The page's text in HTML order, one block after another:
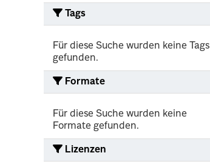
Tags
Für diese Suche wurden keine Tags
gefunden.
Formate
Für diese Suche wurden keine
Formate gefunden.
Lizenzen